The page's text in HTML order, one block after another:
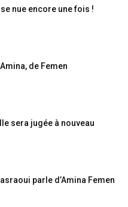
nue encore une fois !
de Femen
sera jugée à nouveau
parle d’Amina Femen